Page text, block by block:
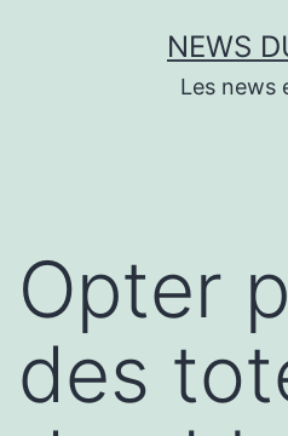
NEWS
Les news
Opter
des